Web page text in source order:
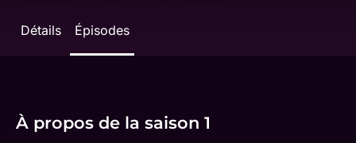
Détails Épisodes
À propos de la saison 1